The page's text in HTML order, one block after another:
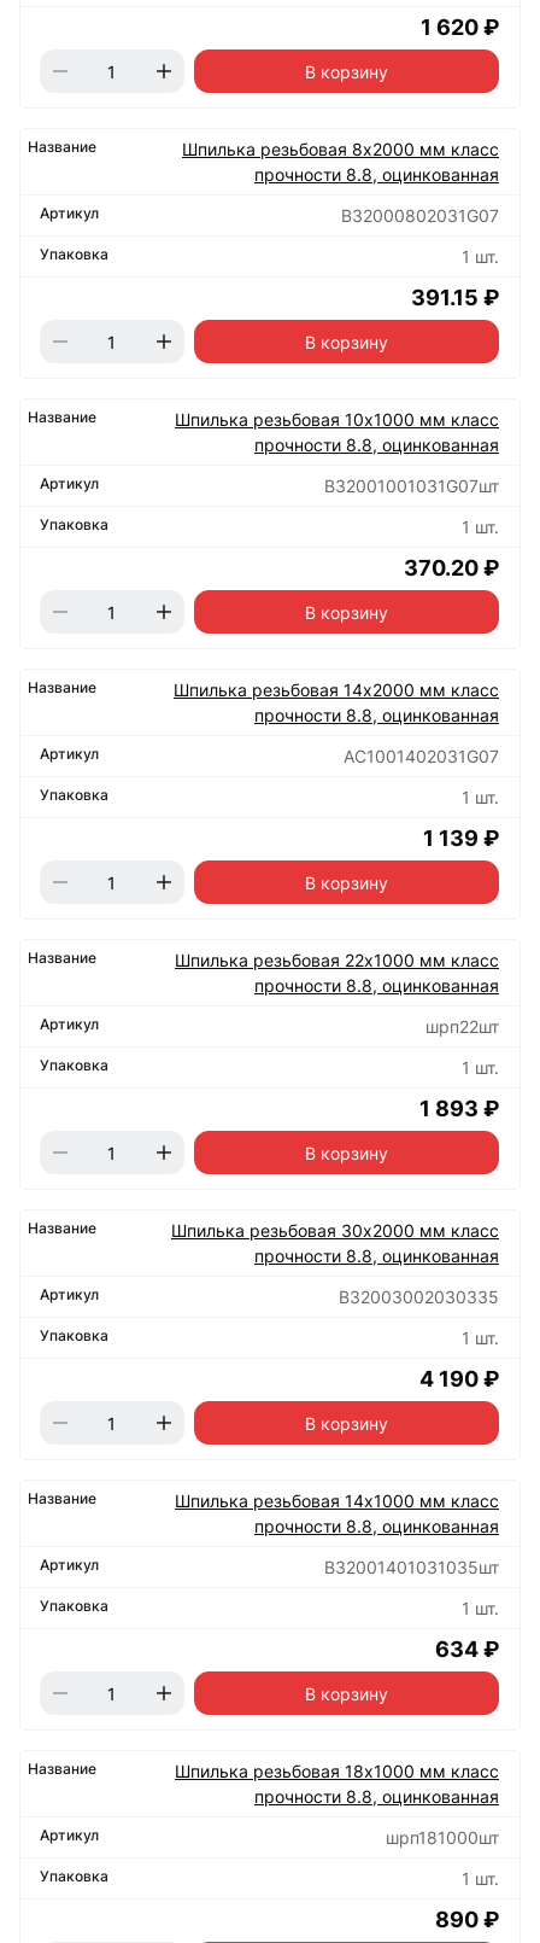
1 620 ₽
В корзину
Шпилька резьбовая 8х2000 мм класс
прочности 8.8, оцинкованная
B32000802031G07
1 шт.
391.15 ₽
В корзину
Шпилька резьбовая 10х1000 мм класс
прочности 8.8, оцинкованная
B32001001031G07шт
1 шт.
370.20 ₽
В корзину
Шпилька резьбовая 14х2000 мм класс
прочности 8.8, оцинкованная
АС1001402031G07
1 шт.
1 139 ₽
В корзину
Шпилька резьбовая 22х1000 мм класс
прочности 8.8, оцинкованная
шрп22шт
1 шт.
1 893 ₽
В корзину
Шпилька резьбовая 30х2000 мм класс
прочности 8.8, оцинкованная
B32003002030335
1 шт.
4 190 ₽
В корзину
Шпилька резьбовая 14х1000 мм класс
прочности 8.8, оцинкованная
B32001401031035шт
1 шт.
634 ₽
В корзину
Шпилька резьбовая 18х1000 мм класс
прочности 8.8, оцинкованная
шрп181000шт
1 шт.
890 ₽